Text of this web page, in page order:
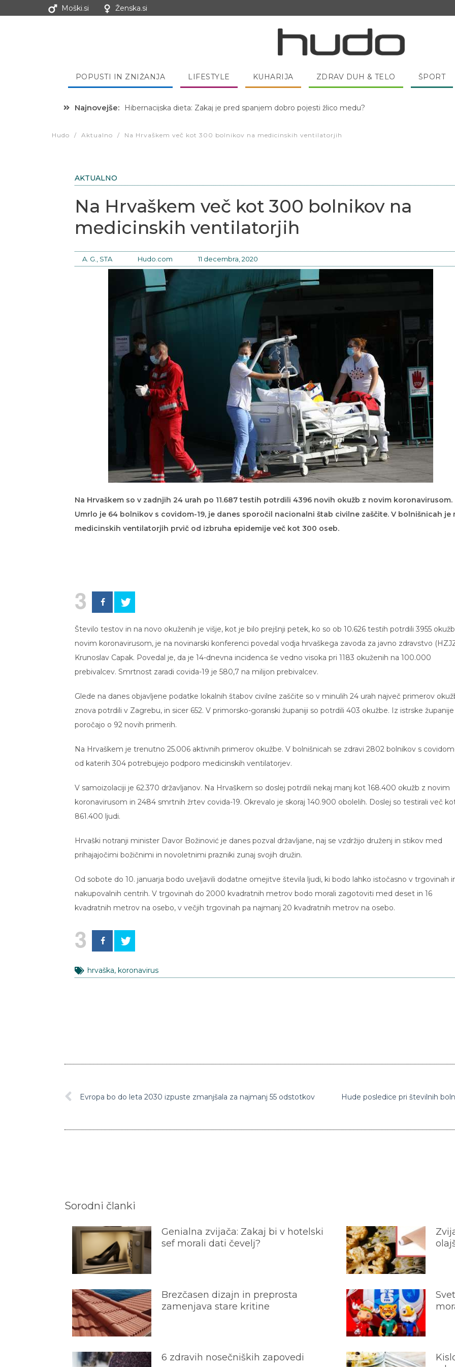
Moški.si Ženska.si
POPUSTI IN ZNIŽANJA LIFESTYLE KUHARIJA ZDRAV DUH & TELO ŠPORT
Najnovejše: Hibernacijska dieta: Zakaj je pred spanjem dobro pojesti žlico medu?
Hudo / Aktualno / Na Hrvaškem več kot 300 bolnikov na medicinskih ventilatorjih
AKTUALNO
Na Hrvaškem več kot 300 bolnikov na
medicinskih ventilatorjih
A. G., STA Hudo.com 11 decembra, 2020
Na Hrvaškem so v zadnjih 24 urah po 11.687 testih potrdili 4396 novih okužb z novim koronavirusom.
Umrlo je 64 bolnikov s covidom-19, je danes sporočil nacionalni štab civilne zaščite. V bolnišnicah je
medicinskih ventilatorjih prvič od izbruha epidemije več kot 300 oseb.
3
Število testov in na novo okuženih je višje, kot je bilo prejšnji petek, ko so ob 10.626 testih potrdili 3955
novim koronavirusom, je na novinarski konferenci povedal vodja hrvaškega zavoda za javno zdravstvo
Krunoslav Capak. Povedal je, da je 14-dnevna incidenca še vedno visoka pri 1183 okuženih na 100.000
prebivalcev. Smrtnost zaradi covida-19 je 580,7 na milijon prebivalcev.
Glede na danes objavljene podatke lokalnih štabov civilne zaščite so v minulih 24 urah največ primerov
znova potrdili v Zagrebu, in sicer 652. V primorsko-goranski županiji so potrdili 403 okužbe. Iz istrske županije
poročajo o 92 novih primerih.
Na Hrvaškem je trenutno 25.006 aktivnih primerov okužbe. V bolnišnicah se zdravi 2802 bolnikov s
od katerih 304 potrebujejo podporo medicinskih ventilatorjev.
V samoizolaciji je 62.370 državljanov. Na Hrvaškem so doslej potrdili nekaj manj kot 168.400 okužb z novim
koronavirusom in 2484 smrtnih žrtev covida-19. Okrevalo je skoraj 140.900 obolelih. Doslej so testirali več
861.400 ljudi.
Hrvaški notranji minister Davor Božinović je danes pozval državljane, naj se vzdržijo druženj in stikov med
prihajajočimi božičnimi in novoletnimi prazniki zunaj svojih družin.
Od sobote do 10. januarja bodo uveljavili dodatne omejitve števila ljudi, ki bodo lahko istočasno v trgovinah
nakupovalnih centrih. V trgovinah do 2000 kvadratnih metrov bodo morali zagotoviti med deset in 16
kvadratnih metrov na osebo, v večjih trgovinah pa najmanj 20 kvadratnih metrov na osebo.
3
hrvaška, koronavirus
Evropa bo do leta 2030 izpuste zmanjšala za najmanj 55 odstotkov
Sorodni članki
Genialna zvijača: Zakaj bi v hotelski
sef morali dati čevelj?
Brezčasen dizajn in preprosta
zamenjava stare kritine
6 zdravih nosečniških zapovedi